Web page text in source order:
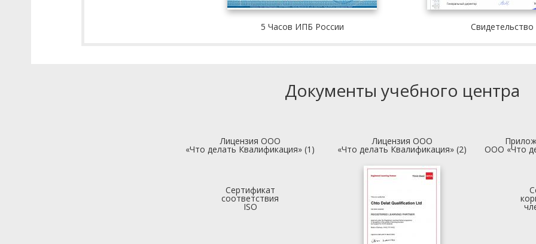
5 Часов ИПБ России Свидетельство
Документы учебного центра
Лицензия ООО
«Что делать Квалификация» (1)
Лицензия ООО
«Что делать Квалификация» (2) ООО «Что
Сертификат
соответствия
ISO